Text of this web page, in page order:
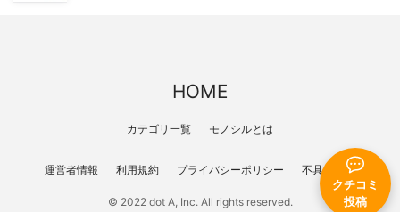
クチコミ
投稿
HOME
カテゴリ一覧 モノシルとは
運営者情報 利用規約 プライバシーポリシー 不具合報告
© 2022 dot A, Inc. All rights reserved.